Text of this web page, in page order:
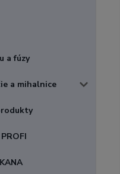
a fúzy
a mihalnice